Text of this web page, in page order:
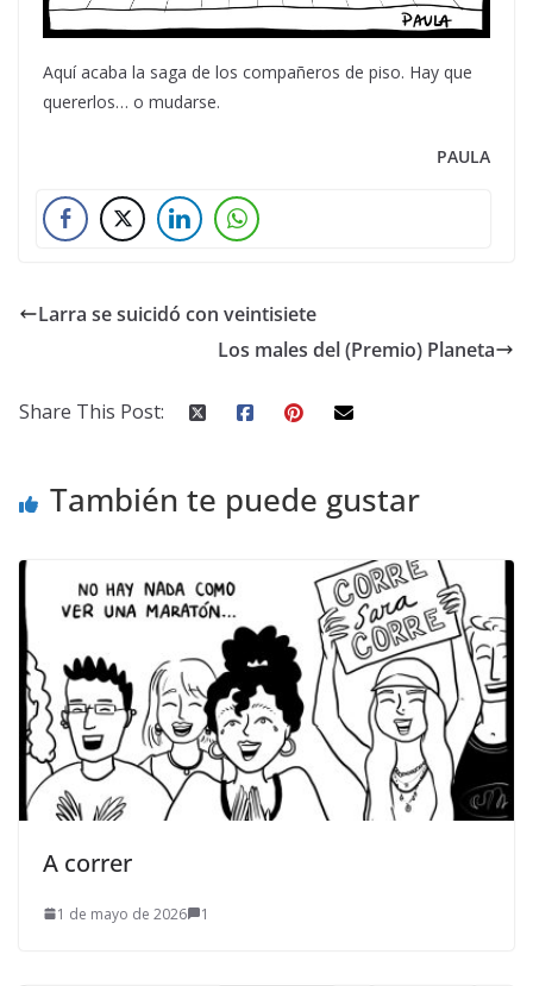
Aquí acaba la saga de los compañeros de piso. Hay que
quererlos… o mudarse.
PAULA
Larra se suicidó con veintisiete
Los males del (Premio) Planeta
Share This Post:
También te puede gustar
A correr
1 de mayo de 2026 1